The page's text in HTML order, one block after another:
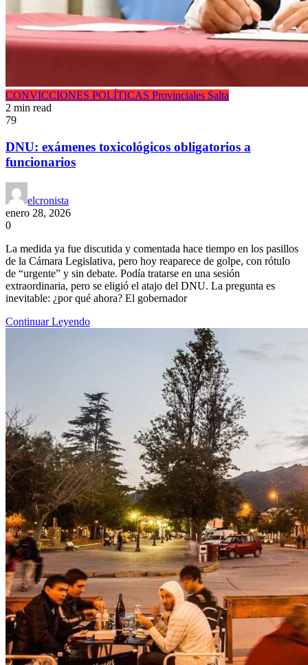
CONVICCIONES POLÍTICAS Provinciales Salta
2 min read
79
DNU: exámenes toxicológicos obligatorios a
funcionarios
elcronista
enero 28, 2026
0
La medida ya fue discutida y comentada hace tiempo en los pasillos
de la Cámara Legislativa, pero hoy reaparece de golpe, con rótulo
de “urgente” y sin debate. Podía tratarse en una sesión
extraordinaria, pero se eligió el atajo del DNU. La pregunta es
inevitable: ¿por qué ahora? El gobernador
Continuar Leyendo